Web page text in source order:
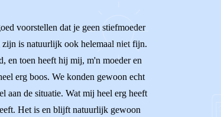
voorstellen dat je geen stiefmoeder
is natuurlijk ook helemaal niet fijn.
en toen heeft hij mij, m'n moeder en
erg boos. We konden gewoon echt
aan de situatie. Wat mij heel erg heeft
Het is en blijft natuurlijk gewoon